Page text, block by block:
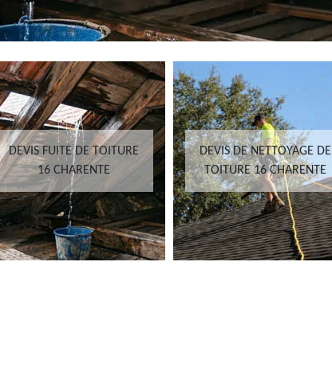
DEVIS FUITE DE TOITURE
16 CHARENTE
DEVIS DE NETTOYAGE DE
TOITURE 16 CHARENTE